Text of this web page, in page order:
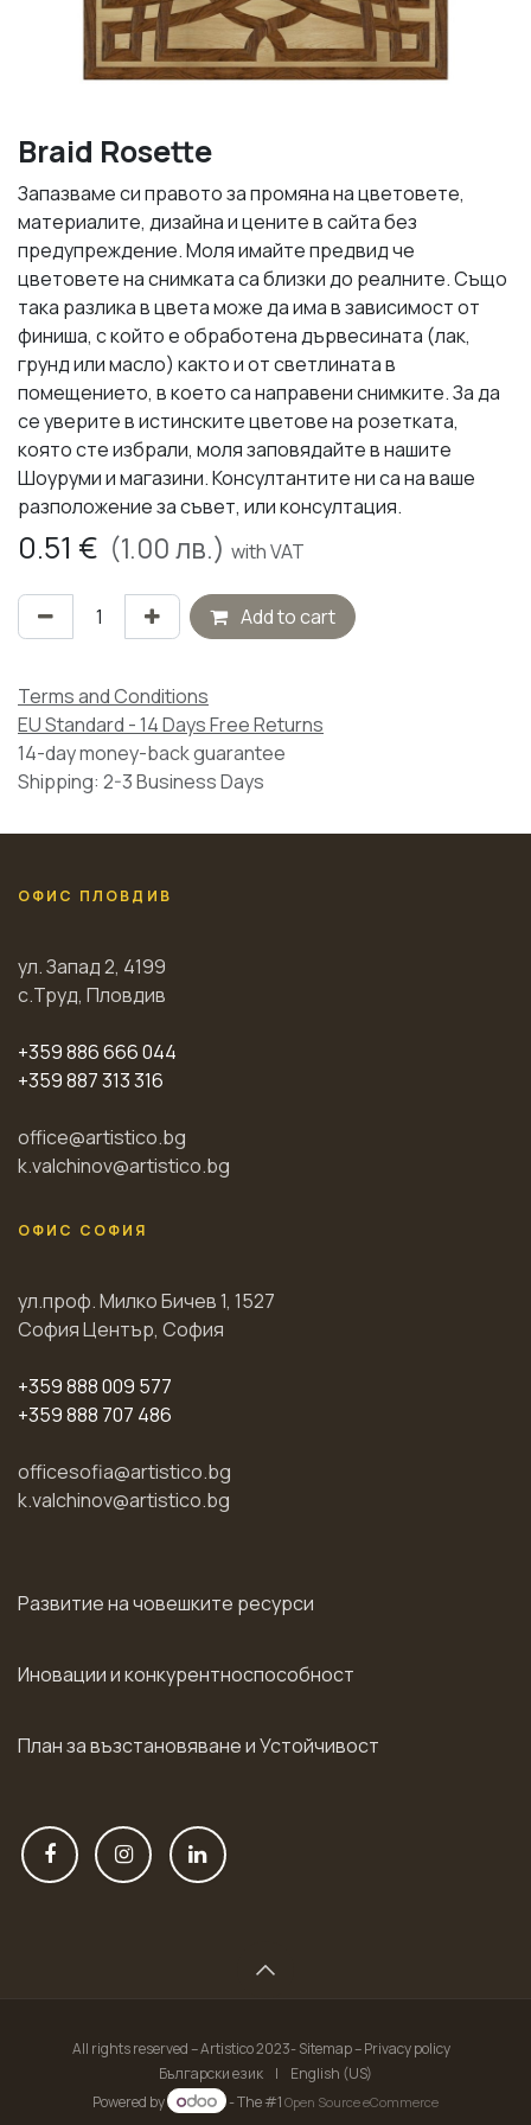
Braid Rosette
Запазваме си правото за промяна на цветовете,
материалите, дизайна и цените в сайта без
предупреждение. Моля имайте предвид че
цветовете на снимката са близки до реалните. Също
така разлика в цвета може да има в зависимост от
финиша, с който е обработена дървесината (лак,
грунд или масло) както и от светлината в
помещението, в което са направени снимките. За да
се уверите в истинските цветове на розетката,
която сте избрали, моля заповядайте в нашите
Шоуруми и магазини. Консултантите ни са на ваше
разположение за съвет, или консултация.
0.51 € (1.00лв.) with VAT
Add to cart
Terms and Conditions
EU Standard - 14 Days Free Returns
14-day money-back guarantee
Shipping: 2-3 Business Days
ОФИС ПЛОВДИВ
ул. Запад 2, 4199
с.Труд, Пловдив
+359 886 666 044
+359 887 313 316
office@artistico.bg
k.valchinov@artistico.bg
ОФИС СОФИЯ
ул.проф. Милко Бичев 1, 1527
София Център, София
+359 888 009 577
+359 888 707 486
officesofia@artistico.bg
k.valchinov@artistico.bg
Развитие на човешките ресурси
Иновации и конкурентноспособност
План за възстановяване и Устойчивост
All rights reserved – Artistico 2023- Sitemap – Privacy policy
Български език
|
English (US)
Powered by
- The #1Open Source eCommerce